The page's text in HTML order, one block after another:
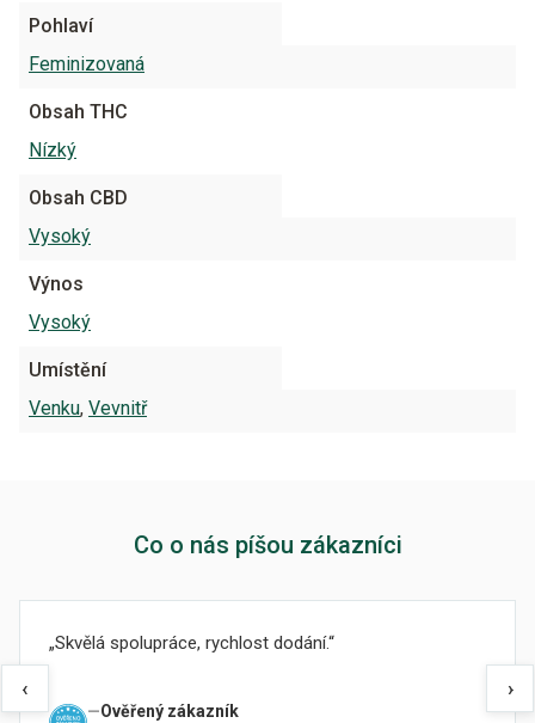
Pohlaví
Feminizovaná
Obsah THC
Nízký
Obsah CBD
Vysoký
Výnos
Vysoký
Umístění
Venku, Vevnitř
Co o nás píšou zákazníci
‹
Skvělá spolupráce, rychlost dodání.
Ověřený zákazník
›